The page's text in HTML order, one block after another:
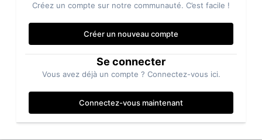
Créez un compte sur notre communauté. C’est facile !
Créer un nouveau compte
Se connecter
Vous avez déjà un compte ? Connectez-vous ici.
Connectez-vous maintenant